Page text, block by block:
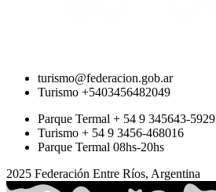
turismo@federacion.gob.ar
Turismo +5403456482049
Parque Termal + 54 9 345643-5929
Turismo + 54 9 3456-468016
Parque Termal 08hs-20hs
2025 Federación Entre Ríos, Argentina